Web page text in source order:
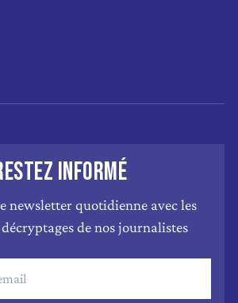
INFORMÉ
newsletter quotidienne avec les
de nos journalistes